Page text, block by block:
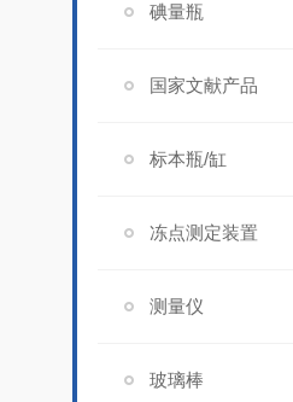
碘量瓶
国家文献产品
标本瓶/缸
冻点测定装置
测量仪
玻璃棒